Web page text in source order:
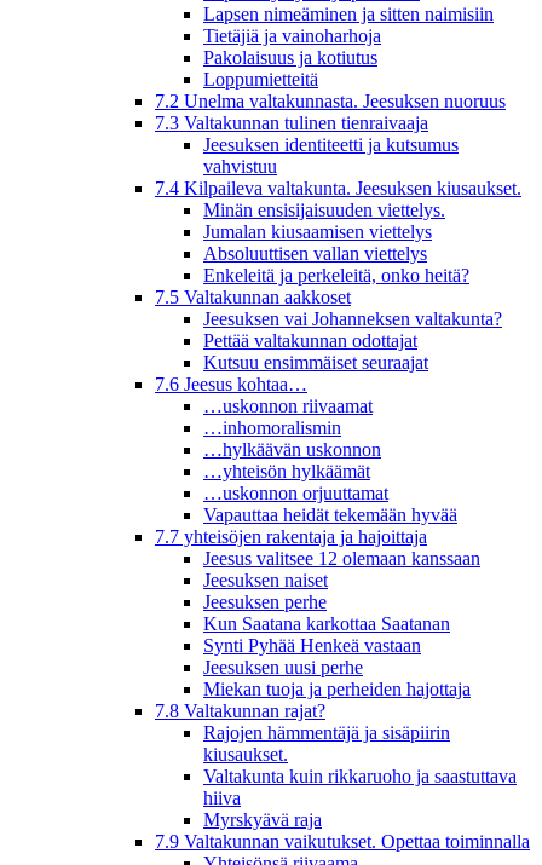
Lapsen nimeäminen ja sitten naimisiin
Tietäjiä ja vainoharhoja
Pakolaisuus ja kotiutus
Loppumietteitä
7.2 Unelma valtakunnasta. Jeesuksen nuoruus
7.3 Valtakunnan tulinen tienraivaaja
Jeesuksen identiteetti ja kutsumus
vahvistuu
7.4 Kilpaileva valtakunta. Jeesuksen kiusaukset.
Minän ensisijaisuuden viettelys.
Jumalan kiusaamisen viettelys
Absoluuttisen vallan viettelys
Enkeleitä ja perkeleitä, onko heitä?
7.5 Valtakunnan aakkoset
Jeesuksen vai Johanneksen valtakunta?
Pettää valtakunnan odottajat
Kutsuu ensimmäiset seuraajat
7.6 Jeesus kohtaa…
…uskonnon riivaamat
…inhomoralismin
…hylkäävän uskonnon
…yhteisön hylkäämät
…uskonnon orjuuttamat
Vapauttaa heidät tekemään hyvää
7.7 yhteisöjen rakentaja ja hajoittaja
Jeesus valitsee 12 olemaan kanssaan
Jeesuksen naiset
Jeesuksen perhe
Kun Saatana karkottaa Saatanan
Synti Pyhää Henkeä vastaan
Jeesuksen uusi perhe
Miekan tuoja ja perheiden hajottaja
7.8 Valtakunnan rajat?
Rajojen hämmentäjä ja sisäpiirin
kiusaukset.
Valtakunta kuin rikkaruoho ja saastuttava
hiiva
Myrskyävä raja
7.9 Valtakunnan vaikutukset. Opettaa toiminnalla